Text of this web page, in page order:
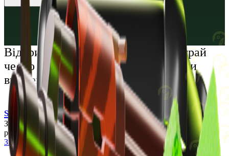
Українська
Відкрий світ преміальних розваг: грай
чесно та насолоджуйся унікальними
враженнями
support@cs-wiki.org
Заходячи на цей сайт, ви підтверджуєте, що виповнилося 18
років. Проблеми із азартними іграми?
Звернеться по допомогу